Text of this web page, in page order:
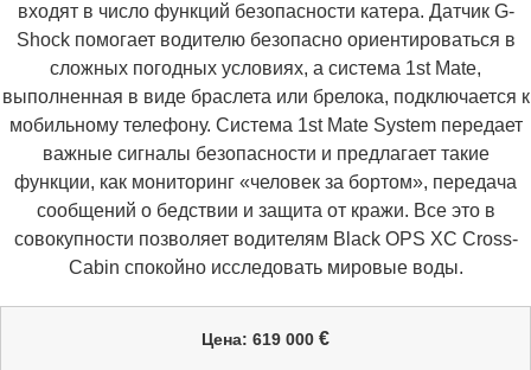
входят в число функций безопасности катера. Датчик G-
Shock помогает водителю безопасно ориентироваться в
сложных погодных условиях, а система 1st Mate,
выполненная в виде браслета или брелока, подключается к
мобильному телефону. Система 1st Mate System передает
важные сигналы безопасности и предлагает такие
функции, как мониторинг «человек за бортом», передача
сообщений о бедствии и защита от кражи. Все это в
совокупности позволяет водителям Black OPS XC Cross-
Cabin спокойно исследовать мировые воды.
Цена: 619 000 €